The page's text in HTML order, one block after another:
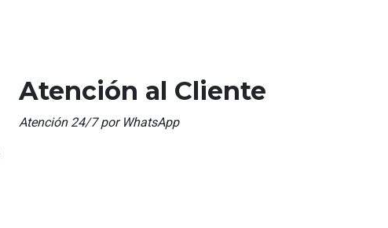
Atención al Cliente
Atención 24/7 por WhatsApp